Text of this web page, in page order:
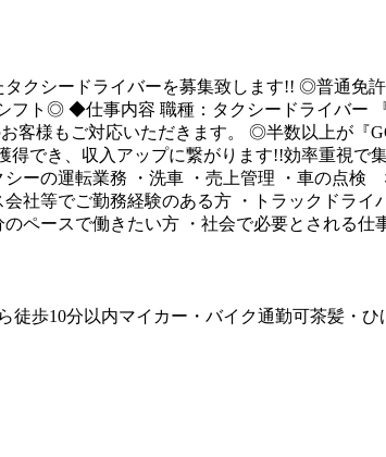
クシードライバーを募集致します!! ◎普通
ト◎ ◆仕事内容 職種：タクシードライバー
客様もご対応いただきます。 ◎半数以上が
でき、収入アップに繋がります!!効率重視
ーの運転業務 ・洗車 ・売上管理 ・車の点
社等でご勤務経験のある方 ・トラックドラ
ペースで働きたい方 ・社会で必要とされる仕
徒歩10分以内マイカー・バイク通勤可茶髪・ひ